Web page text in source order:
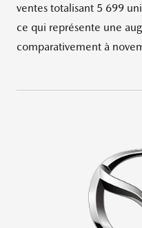
ventes totalisant 5 699
ce qui représente une
comparativement à